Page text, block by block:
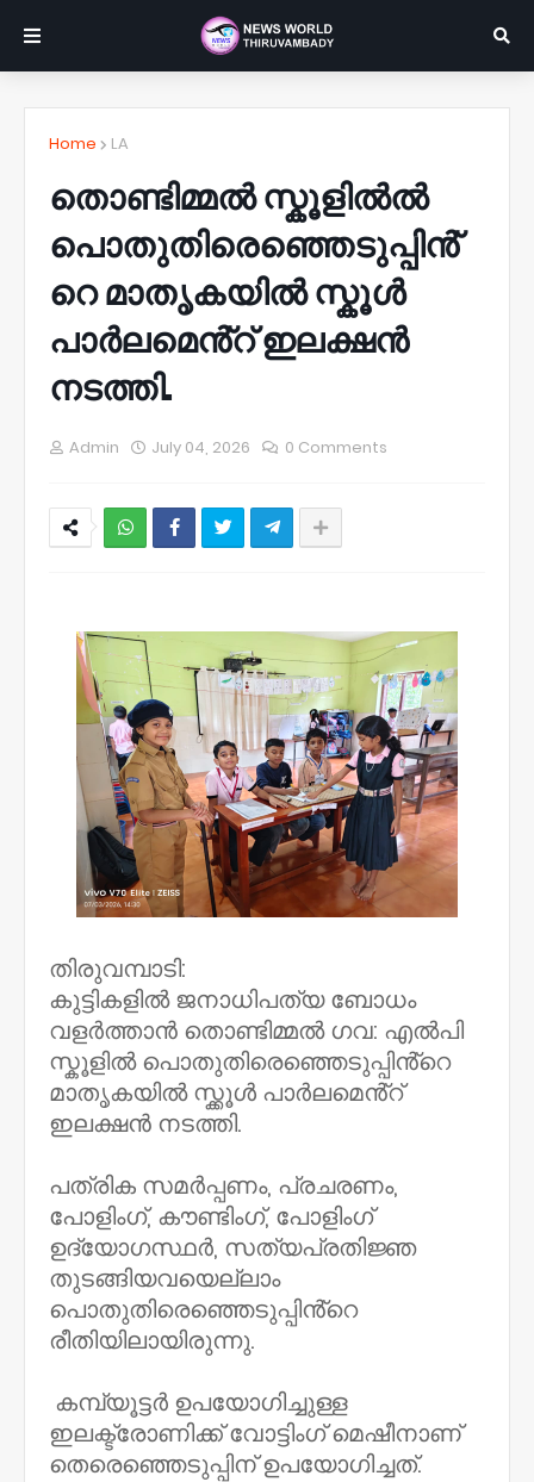
Home LA
തൊണ്ടിമ്മൽ സ്കൂളിൽൽ
പൊതുതിരെഞ്ഞെടുപ്പിൻ്
റെ മാതൃകയിൽ സ്കൂൾ
പാർലമെൻ്റ് ഇലക്ഷൻ
നടത്തി.
Admin July 04, 2026 0 Comments
തിരുവമ്പാടി:
കുട്ടികളിൽ ജനാധിപത്യ ബോധം
വളർത്താൻ തൊണ്ടിമ്മൽ ഗവ: എൽപി
സ്കൂളിൽ പൊതുതിരെഞ്ഞെടുപ്പിൻ്റെ
മാതൃകയിൽ സ്ക്കൂൾ പാർലമെൻ്റ്
ഇലക്ഷൻ നടത്തി.
പത്രിക സമർപ്പണം, പ്രചരണം,
പോളിംഗ്, കൗണ്ടിംഗ്, പോളിംഗ്
ഉദ്യോഗസ്ഥർ, സത്യപ്രതിജ്ഞ
തുടങ്ങിയവയെല്ലാം
പൊതുതിരെഞ്ഞെടുപ്പിൻ്റെ
രീതിയിലായിരുന്നു.
കമ്പ്യൂട്ടർ ഉപയോഗിച്ചുള്ള
ഇലക്ട്രോണിക്ക് വോട്ടിംഗ് മെഷീനാണ്
തെരെഞ്ഞെടുപ്പിന് ഉപയോഗിച്ചത്.